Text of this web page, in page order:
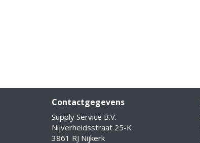
Contactgegevens
Supply Service B.V.
Nijverheidsstraat 25-K
3861 RJ Nijkerk